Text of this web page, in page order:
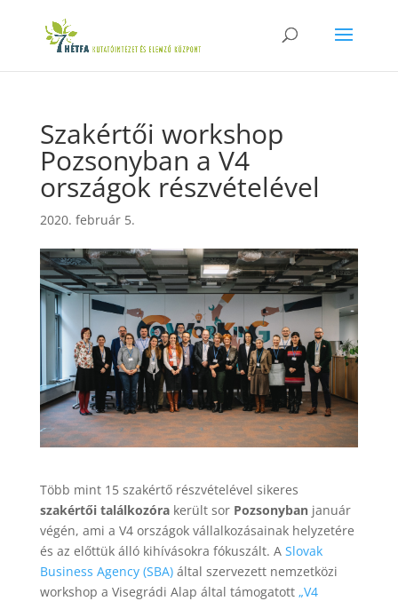
Szakértői workshop
Pozsonyban a V4
országok részvételével
2020. február 5.
Több mint 15 szakértő részvételével sikeres
szakértői találkozórakerült sor Pozsonybanjanuár
végén, ami a V4 országok vállalkozásainak helyzetére
és az előttük álló kihívásokra fókuszált. A Slovak
Business Agency (SBA)által szervezett nemzetközi
workshop a Visegrádi Alap által támogatott „V4